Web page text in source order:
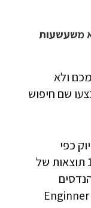
משעשעות
ולא
שם חיפוש
כפי
שכתבתי אותה… יעלו לכם כ 10000 תוצאות של
שהקלידו את הטייטל שלהם בטעות Enginner